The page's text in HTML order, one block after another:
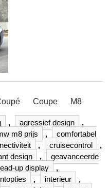
Coupe M8
, agressief design
,
m8 prijs ,
comfortabel
, cruisecontrol
,
design ,
geavanceerde
up display
,
, interieur
,